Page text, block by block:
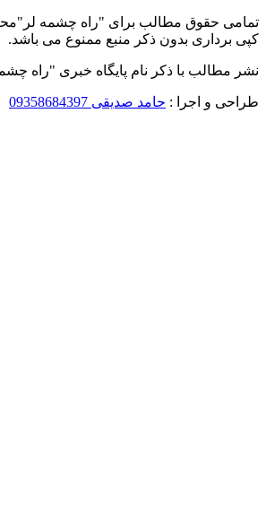
تمامی حقوق مطالب برای "راه چشمه
کپی برداری بدون ذکر منبع ممنوع می باشد.
نشر مطالب با ذکر نام پایگاه خبری "راه
طراحی و اجرا : حامد صدیقی 09358684397